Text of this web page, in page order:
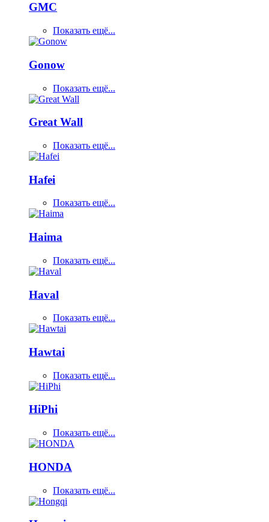
GMC
Показать ещё...
Gonow
Показать ещё...
Great Wall
Показать ещё...
Hafei
Показать ещё...
Haima
Показать ещё...
Haval
Показать ещё...
Hawtai
Показать ещё...
HiPhi
Показать ещё...
HONDA
Показать ещё...